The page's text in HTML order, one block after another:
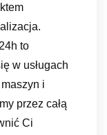
to
w usługach
i
przez całą
Ci